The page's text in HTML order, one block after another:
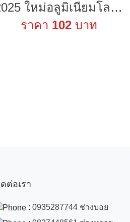
2025 ใหม่อลูมิเนียมโลหะ Mini ขาตั้งกล้องสําหรับ insta360 GoPro DJI Zhiyun Feiyu Gimbal Handle Grip Stabilizer กล้อง DSLR Monopod โต๊ะมือถือ
ราคา 102บาท
ต่อเรา
: 0935287744 ช่างบอย